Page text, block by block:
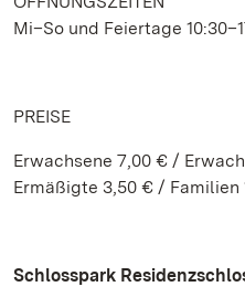
Mi–So und Feiertage
PREISE
Erwachsene 7,00 € /
Ermäßigte 3,50 € / Familien
Schlosspark